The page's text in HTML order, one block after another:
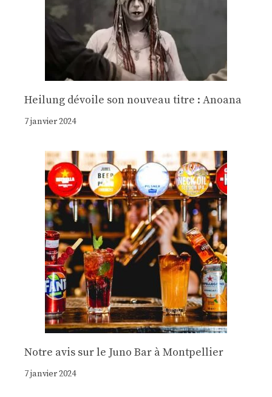
Heilung dévoile son nouveau titre : Anoana
7 janvier 2024
Notre avis sur le Juno Bar à Montpellier
7 janvier 2024